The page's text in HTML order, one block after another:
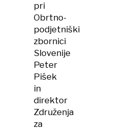
pri
Obrtno-
podjetniški
zbornici
Slovenije
Peter
Pišek
in
direktor
Združenja
za